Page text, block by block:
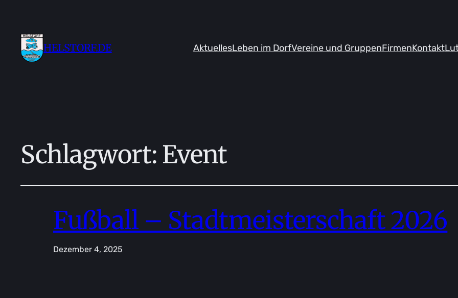
HELSTORF.DE AktuellesLeben im DorfVereine und GruppenFirmenKontakt
Schlagwort: Event
Fußball – Stadtmeisterschaft 2026
Dezember 4, 2025